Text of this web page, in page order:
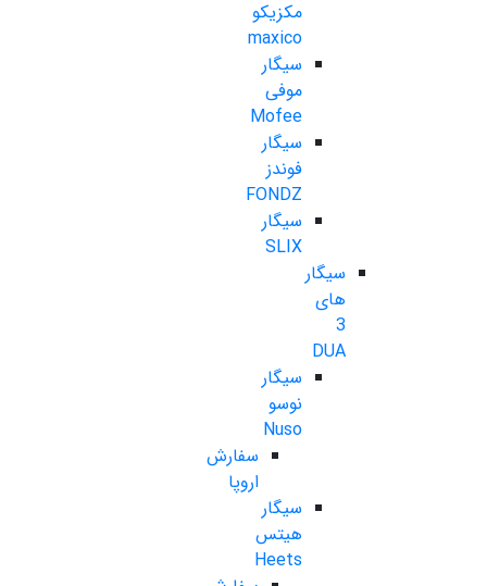
مکزیکو
maxico
سیگار
موفی
Mofee
سیگار
فوندز
FONDZ
سیگار
SLIX
سیگار
های
3
DUA
سیگار
نوسو
Nuso
سفارش
اروپا
سیگار
هیتس
Heets